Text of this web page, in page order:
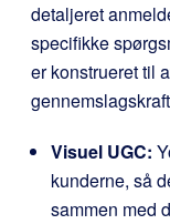
detaljeret
specifikke
er konstrueret til
Visuel UGC:
kunderne, så
sammen med